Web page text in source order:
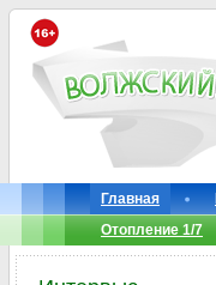
Главная
Отопление 1/7